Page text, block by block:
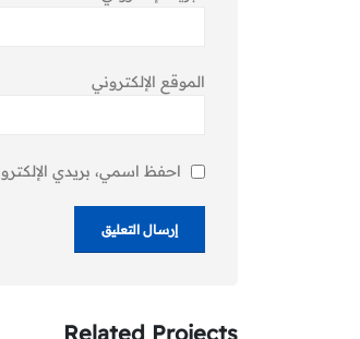
الموقع الإلكتروني
احفظ اسمي، بريدي
Related Projects